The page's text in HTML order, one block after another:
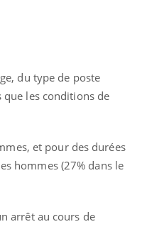
du type de poste
que les conditions de
et pour des durées
hommes (27% dans le
arrêt au cours de
numérique » pour
à la médecine